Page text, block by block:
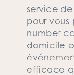
service de
pour vous
number
domicile
efficace